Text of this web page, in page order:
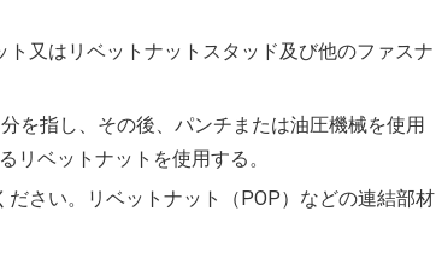
ト又はリベットナットスタッド及び他のファスナ
を指し、その後、パンチまたは油圧機械を使用
リベットナットを使用する。
ださい。リベットナット（POP）などの連結部材